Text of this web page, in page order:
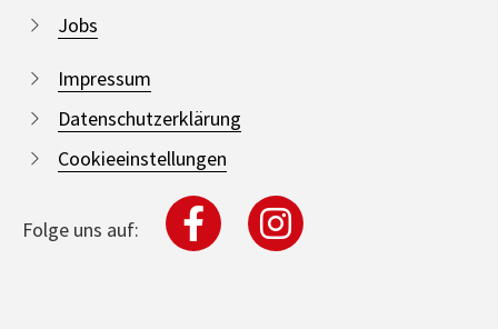
Jobs
Impressum
Datenschutzerklärung
Cookieeinstellungen
Folge uns auf: